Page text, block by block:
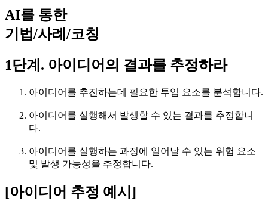
AI를 통한
기법/사례/코칭
1단계. 아이디어의 결과를 추정하라
아이디어를 추진하는데 필요한 투입 요소를 분석합니다.
아이디어를 실행해서 발생할 수 있는 결과를 추정합니
다.
아이디어를 실행하는 과정에 일어날 수 있는 위험 요소
및 발생 가능성을 추정합니다.
[아이디어 추정 예시]